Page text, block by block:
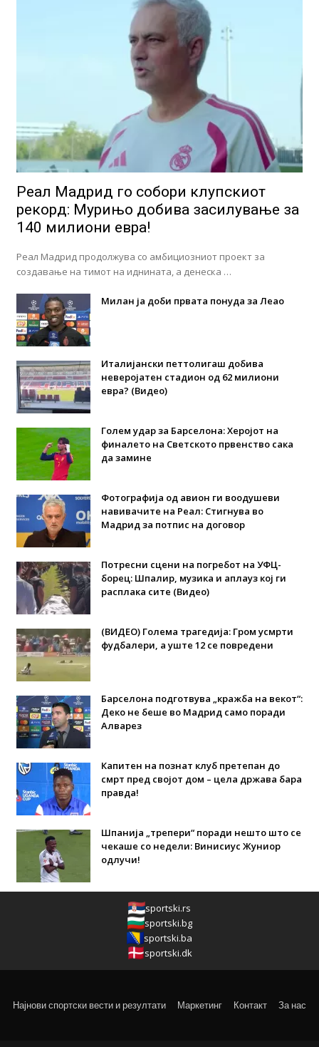
Реал Мадрид го собори клупскиот
рекорд: Мурињо добива засилување за
140 милиони евра!
Реал Мадрид продолжува со амбициозниот проект за
создавање на тимот на иднината, а денеска …
Милан ја доби првата понуда за Леао
Италијански петтолигаш добива
неверојатен стадион од 62 милиони
евра? (Видео)
Голем удар за Барселона: Херојот на
финалето на Светското првенство сака
да замине
Фотографија од авион ги воодушеви
навивачите на Реал: Стигнува во
Мадрид за потпис на договор
Потресни сцени на погребот на УФЦ-
борец: Шпалир, музика и аплауз кој ги
расплака сите (Видео)
(ВИДЕО) Голема трагедија: Гром усмрти
фудбалери, а уште 12 се повредени
Барселона подготвува „кражба на векот“:
Деко не беше во Мадрид само поради
Алварез
Капитен на познат клуб претепан до
смрт пред својот дом – цела држава бара
правда!
Шпанија „трепери“ поради нешто што се
чекаше со недели: Винисиус Жуниор
одлучи!
sportski.rs
sportski.bg
sportski.ba
sportski.dk
Најнови спортски вести и резултати Маркетинг Контакт За нас